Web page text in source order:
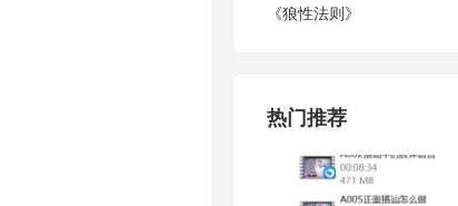
《狼性法则》
热门推荐